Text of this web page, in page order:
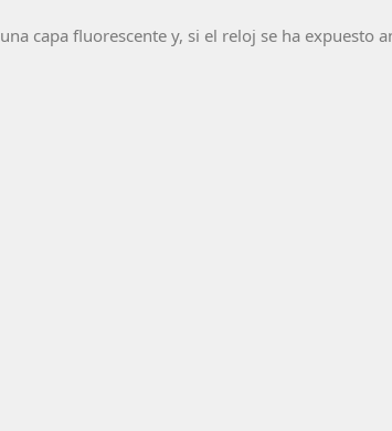
capa fluorescente y, si el reloj se ha expuesto